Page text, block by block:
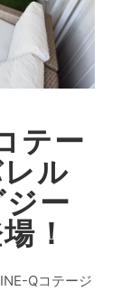
テー
ル
ー
！
Qコテージ